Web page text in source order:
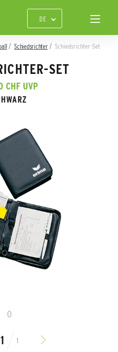
Schiedsrichter Schiedsrichter-Set
SET
CHF UVP
0
1